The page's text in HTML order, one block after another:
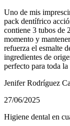
Uno de mis
pack dentífrico
contiene 3 tubos de
momento y
refuerza el esmalte
ingredientes de
perfecto para toda
Jenifer Rodríguez
27/06/2025
Higiene dental en